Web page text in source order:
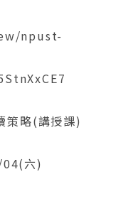
npust-
策略(講授課)
六)